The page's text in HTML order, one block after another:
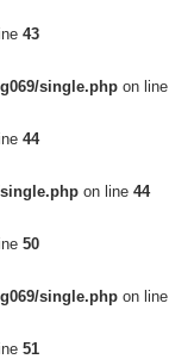
43
single.php on line
44
on line 44
50
single.php on line
51